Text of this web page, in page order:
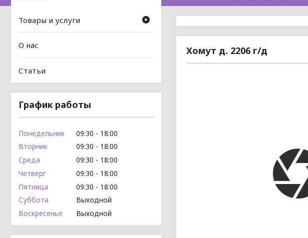
Хомут д. 2206 г/д
Товары и услуги
О нас
Статьи
График работы
Понедельник 09:30
18:00
Вторник
09:30
18:00
Среда
09:30
18:00
Четверг
09:30
18:00
Пятница
09:30
18:00
Суббота
Выходной
Воскресенье
Выходной